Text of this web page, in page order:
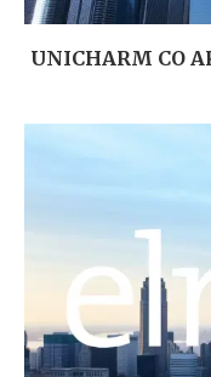
UNICHARM CO